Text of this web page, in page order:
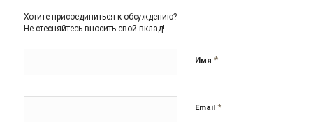
Хотите присоединиться к обсуждению?
Не стесняйтесь вносить свой вклад!
Имя *
Email *